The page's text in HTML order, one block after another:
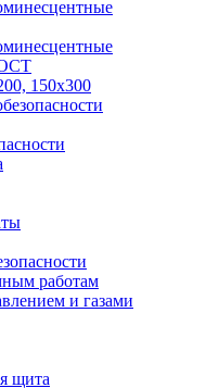
150х300
работам
и газами
щита